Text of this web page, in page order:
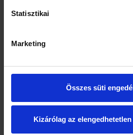
Statisztikai
Marketing
Összes süti
Kizárólag az
250ml